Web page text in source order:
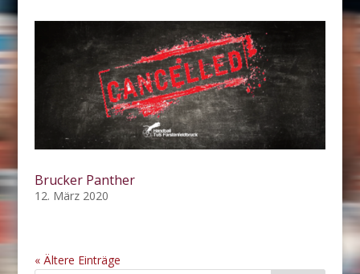
Brucker Panther
12. März 2020
« Ältere Einträge